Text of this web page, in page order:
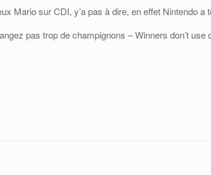
Mario sur CDI, y’a pas à dire, en effet Nintendo
pas trop de champignons – Winners don’t use